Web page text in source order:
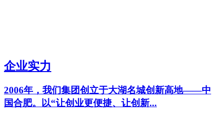
企业实力
2006年，我们集团创立于大湖名城创新高地——中
国合肥。以“让创业更便捷、让创新...